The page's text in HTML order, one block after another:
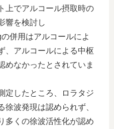
上でアルコール摂取時の
響を検討し
併用はアルコールによ
、アルコールによる中枢
めなかったとされていま
定したところ、ロラタジ
徐波発現は認められず、
多くの徐波活性化が認め